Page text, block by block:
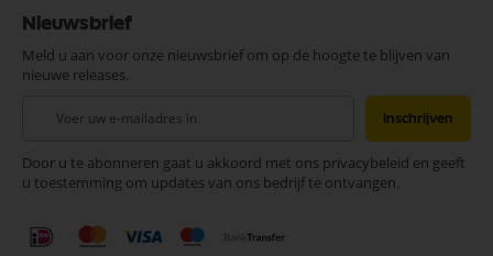
Nieuwsbrief
Meld u aan voor onze nieuwsbrief om op de hoogte te blijven van
nieuwe releases.
onze
nieuwsbrief
Inschrijven
Door u te abonneren gaat u akkoord met ons privacybeleid en geeft
u toestemming om updates van ons bedrijf te ontvangen.